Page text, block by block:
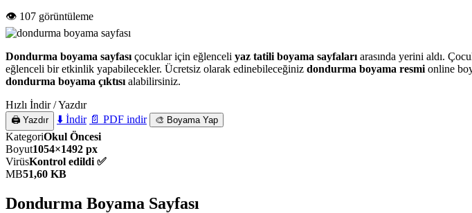
👁️ 107 görüntüleme
Dondurma boyama sayfası çocuklar için eğlenceli yaz tatili boyama sayfaları arasında yerini aldı.
eğlenceli bir etkinlik yapabilecekler. Ücretsiz olarak edinebileceğiniz dondurma boyama resmi online
dondurma boyama çıktısı alabilirsiniz.
Hızlı İndir / Yazdır
🖨️ Yazdır ⬇️ İndir 📄 PDF indir 🎨 Boyama Yap
KategoriOkul Öncesi
Boyut1054×1492 px
VirüsKontrol edildi ✅
MB51,60 KB
Dondurma Boyama Sayfası